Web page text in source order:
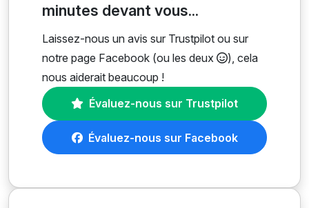
minutes devant vous...
Laissez-nous un avis sur Trustpilot ou sur
notre page Facebook (ou les deux
), cela
nous aiderait beaucoup !
Évaluez-nous sur Trustpilot
Évaluez-nous sur Facebook